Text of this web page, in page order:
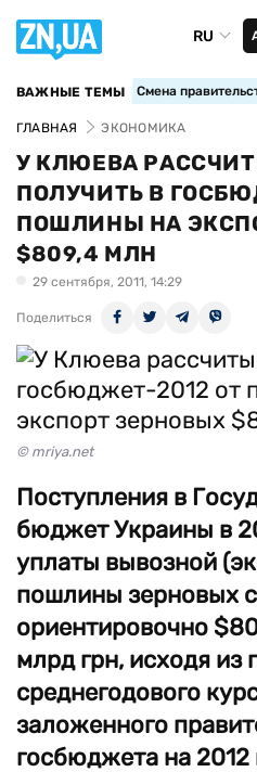
RU
ВАЖНЫЕ ТЕМЫ Смена
ГЛАВНАЯ ЭКОНОМИКА
У КЛЮЕВА
ПОЛУЧИТЬ В
ПОШЛИНЫ НА
$809,4 МЛН
29 сентября, 2011, 14:29
Поделиться
© mriya.net
Поступления в
бюджет Украины в
уплаты вывозной
пошлины зерновых
ориентировочно
млрд грн, исходя из
среднегодового
заложенного
госбюджета на 2012